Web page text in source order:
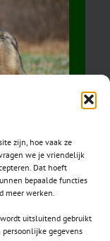
zijn, hoe vaak ze
we je vriendelijk
Dat hoeft
bepaalde functies
meer werken.
uitsluitend gebruikt
gegevens